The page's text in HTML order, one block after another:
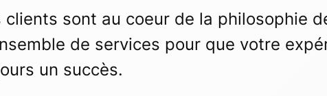
sont au coeur de la philosophie
de services pour que votre
un succès.